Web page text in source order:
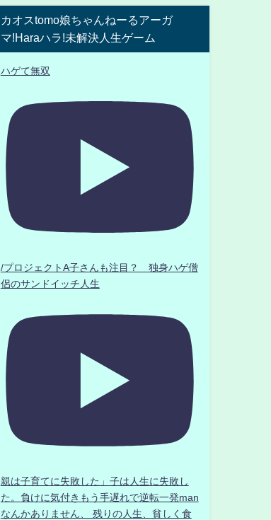
カオスtomo娘ちゃんねーるアーガ
マ!Haraハラ!未解決人生ゲーム
ハゲて無双
/プロジェクトA子さんも注目？ 独身ハゲ僧
侶のサンドイッチ人生
親は子育てに失敗した」子は人生に失敗し
た。負けに気付きもう手遅れで逆転一発man
なんかありません、 残りの人生、貧しく食